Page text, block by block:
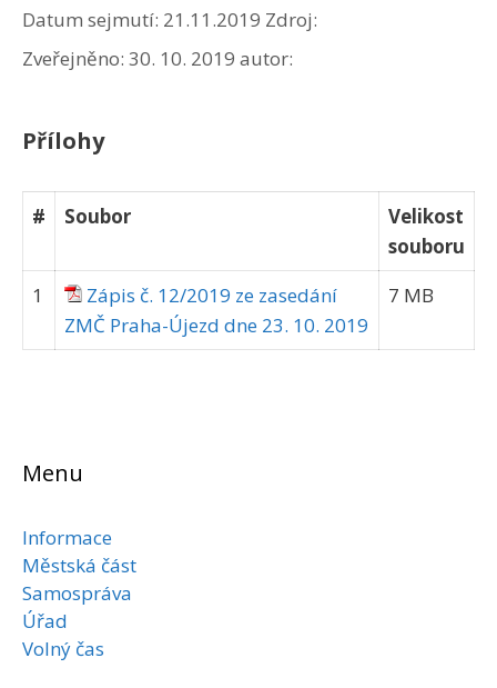
Datum sejmutí: 21.11.2019 Zdroj:
Zveřejněno: 30. 10. 2019 autor:
Přílohy
# Soubor
Velikost
souboru
1
Zápis č. 12/2019 ze zasedání
ZMČ Praha-Újezd dne 23. 10. 2019
7 MB
Menu
Informace
Městská část
Samospráva
Úřad
Volný čas